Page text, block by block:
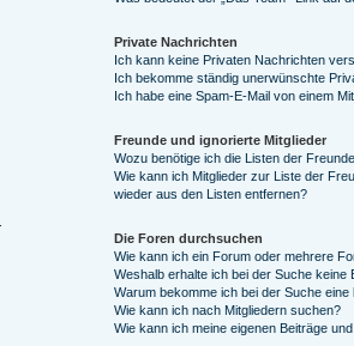
Private Nachrichten
Ich kann keine Privaten Nachrichten
Ich bekomme ständig unerwünschte
Ich habe eine Spam-E-Mail von einem
Freunde und ignorierte Mitglieder
Wozu benötige ich die Listen der
Wie kann ich Mitglieder zur Liste der
wieder aus den Listen entfernen?
Die Foren durchsuchen
Wie kann ich ein Forum oder mehrere
Weshalb erhalte ich bei der Suche keine
Warum bekomme ich bei der Suche eine
Wie kann ich nach Mitgliedern suchen?
Wie kann ich meine eigenen Beiträge